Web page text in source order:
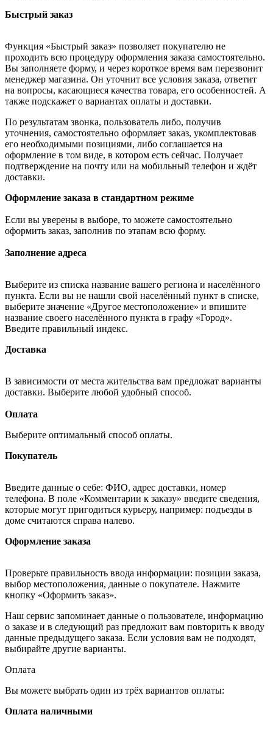
Быстрый заказ
Функция «Быстрый заказ» позволяет покупателю не
проходить всю процедуру оформления заказа самостоятельно.
Вы заполняете форму, и через короткое время вам перезвонит
менеджер магазина. Он уточнит все условия заказа, ответит
на вопросы, касающиеся качества товара, его особенностей. А
также подскажет о вариантах оплаты и доставки.
По результатам звонка, пользователь либо, получив
уточнения, самостоятельно оформляет заказ, укомплектовав
его необходимыми позициями, либо соглашается на
оформление в том виде, в котором есть сейчас. Получает
подтверждение на почту или на мобильный телефон и ждёт
доставки.
Оформление заказа в стандартном режиме
Если вы уверены в выборе, то можете самостоятельно
оформить заказ, заполнив по этапам всю форму.
Заполнение адреса
Выберите из списка название вашего региона и населённого
пункта. Если вы не нашли свой населённый пункт в списке,
выберите значение «Другое местоположение» и впишите
название своего населённого пункта в графу «Город».
Введите правильный индекс.
Доставка
В зависимости от места жительства вам предложат варианты
доставки. Выберите любой удобный способ.
Оплата
Выберите оптимальный способ оплаты.
Покупатель
Введите данные о себе: ФИО, адрес доставки, номер
телефона. В поле «Комментарии к заказу» введите сведения,
которые могут пригодиться курьеру, например: подъезды в
доме считаются справа налево.
Оформление заказа
Проверьте правильность ввода информации: позиции заказа,
выбор местоположения, данные о покупателе. Нажмите
кнопку «Оформить заказ».
Наш сервис запоминает данные о пользователе, информацию
о заказе и в следующий раз предложит вам повторить к вводу
данные предыдущего заказа. Если условия вам не подходят,
выбирайте другие варианты.
Оплата
Вы можете выбрать один из трёх вариантов оплаты:
Оплата наличными